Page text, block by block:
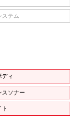
ステム
ディ
スソナー